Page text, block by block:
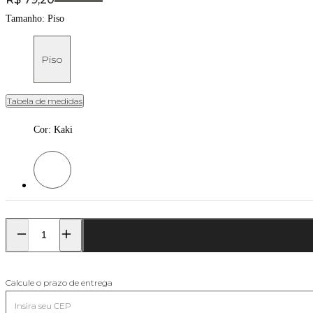
Tamanho: Piso
Piso
Tabela de medidas
Cor: Kaki
Cor: Kaki
Calcule o prazo de entrega